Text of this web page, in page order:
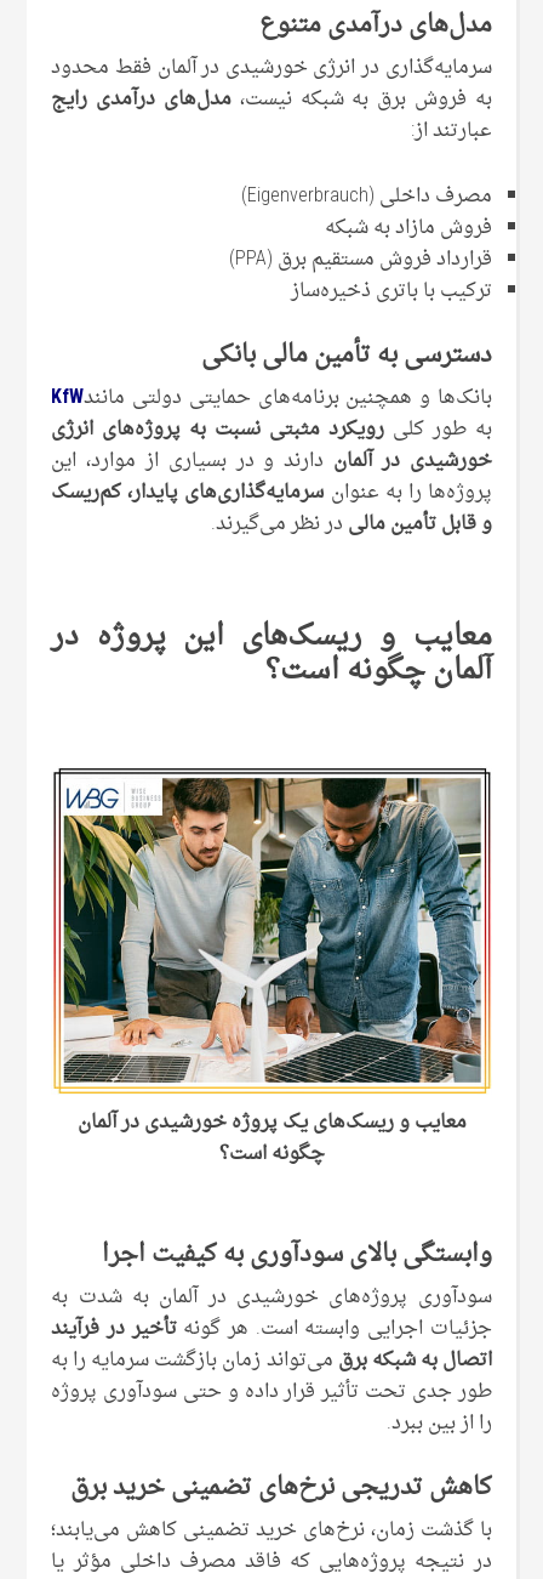
مدل‌های درآمدی متنوع
سرمایه‌گذاری در انرژی خورشیدی در آلمان فقط محدود
به فروش برق به شبکه نیست،مدل‌های درآمدی رایج
عبارتند از:
مصرف داخلی (Eigenverbrauch)
فروش مازاد به شبکه
قرارداد فروش مستقیم برق (PPA)
ترکیب با باتری ذخیره‌ساز
دسترسی به تأمین مالی بانکی
بانک‌ها و همچنین برنامه‌های حمایتی دولتی مانندKfW
به ‌طور کلی رویکرد مثبتی نسبت به پروژه‌های انرژی
خورشیدی در آلمان دارند و در بسیاری از موارد، این
پروژه‌ها را به ‌عنوان سرمایه‌گذاری‌های پایدار، کم‌ریسک
و قابل تأمین مالی در نظر می‌گیرند.
معایب و ریسک‌های این پروژه در
آلمان چگونه است؟
معایب و ریسک‌های یک پروژه خورشیدی در آلمان
چگونه است؟
وابستگی بالای سودآوری به کیفیت اجرا
سودآوری پروژه‌های خورشیدی در آلمان به ‌شدت به
جزئیات اجرایی وابسته است. هر گونهتأخیر در فرآیند
اتصال به شبکه برق می‌تواند زمان بازگشت سرمایه را به
‌طور جدی تحت تأثیر قرار داده و حتی سودآوری پروژه
را از بین ببرد.
کاهش تدریجی نرخ‌های تضمینی خرید برق
با گذشت زمان، نرخ‌های خرید تضمینی کاهش می‌یابند؛
در نتیجه پروژه‌هایی که فاقد مصرف داخلی مؤثر یا